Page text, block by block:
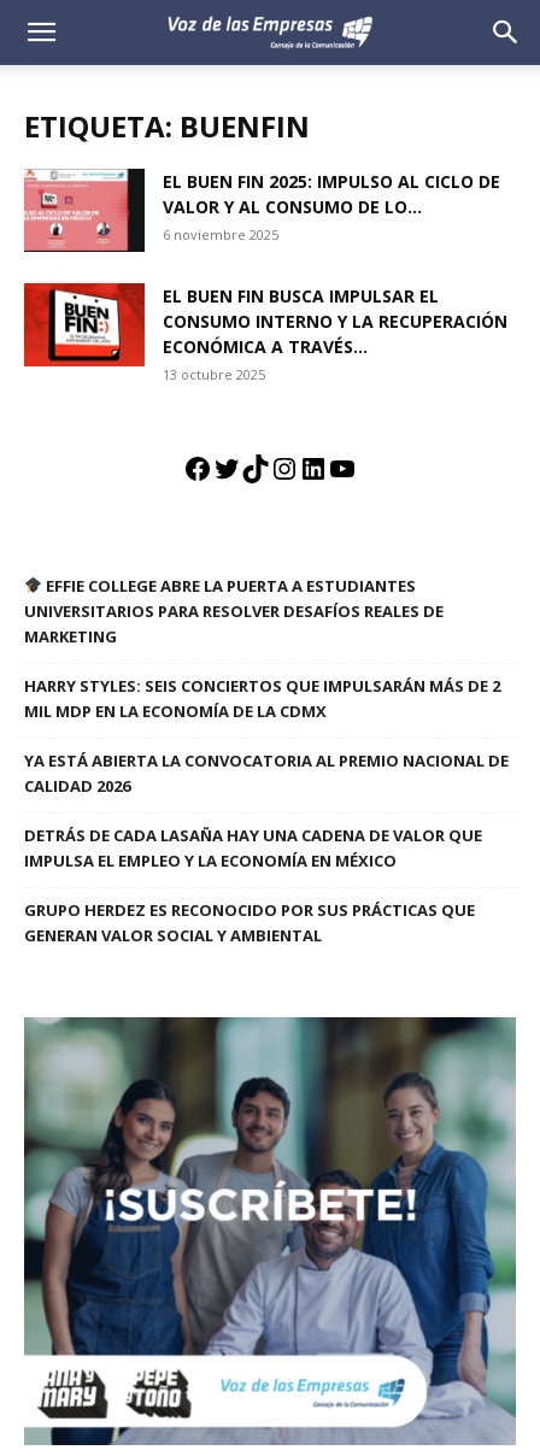
Voz
Empresas
ETIQUETA: BUENFIN
EL BUEN FIN 2025: IMPULSO AL CICLO DE
VALOR Y AL CONSUMO DE LO...
6 noviembre 2025
EL BUEN FIN BUSCA IMPULSAR EL
CONSUMO INTERNO Y LA RECUPERACIÓN
ECONÓMICA A TRAVÉS...
13 octubre 2025
Facebook
Twitter
TikTok
Instagram
LinkedIn
YouTube
EFFIE COLLEGE ABRE LA PUERTA A ESTUDIANTES
UNIVERSITARIOS PARA RESOLVER DESAFÍOS REALES DE
MARKETING
HARRY STYLES: SEIS CONCIERTOS QUE IMPULSARÁN MÁS DE 2
MIL MDP EN LA ECONOMÍA DE LA CDMX
YA ESTÁ ABIERTA LA CONVOCATORIA AL PREMIO NACIONAL DE
CALIDAD 2026
DETRÁS DE CADA LASAÑA HAY UNA CADENA DE VALOR QUE
IMPULSA EL EMPLEO Y LA ECONOMÍA EN MÉXICO
GRUPO HERDEZ ES RECONOCIDO POR SUS PRÁCTICAS QUE
GENERAN VALOR SOCIAL Y AMBIENTAL